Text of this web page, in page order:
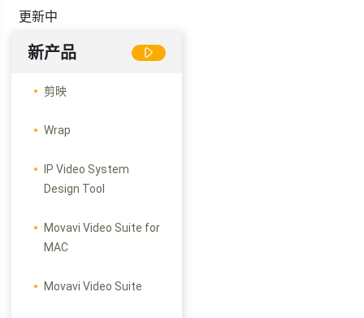
更新中
新产品
剪映
Wrap
IP Video System
Design Tool
Movavi Video Suite for
MAC
Movavi Video Suite